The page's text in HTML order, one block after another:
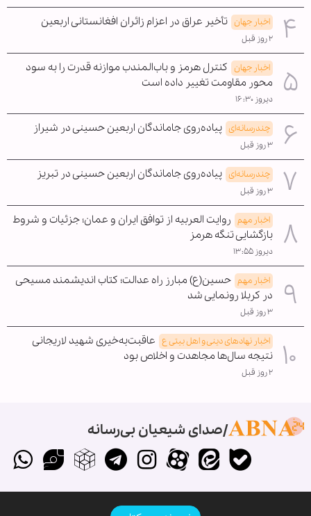
اخبار جهان تأخیر عراق در اعزام زائران افغانستانی اربعین
۲ روز قبل
اخبار جهان کنترل هرمز و باب‌المندب موازنه قدرت را به سود
محور مقاومت تغییر داده است
دیروز ۱۶:۳۰
چندرسانه‌ای پیاده‌روی جاماندگان اربعین حسینی در شیراز
۳ روز قبل
چندرسانه‌ای پیاده‌روی جاماندگان اربعین حسینی در تبریز
۳ روز قبل
اخبار مهم روایت العربیه از توافق ایران و عمان؛ جزئیات و شروط
بازگشایی تنگه هرمز
دیروز ۱۳:۵۵
اخبار مهم حسین(ع) مبارز راه عدالت؛ کتاب اندیشمند مسیحی
در کربلا رونمایی شد
۳ روز قبل
اخبار نهادهای دینی و اهل بیتی ع عاقبت‌به‌خیری شهید لاریجانی
نتیجه سال‌ها مجاهدت و اخلاص بود
۲ روز قبل
صدای شیعیان بی‌رسانه